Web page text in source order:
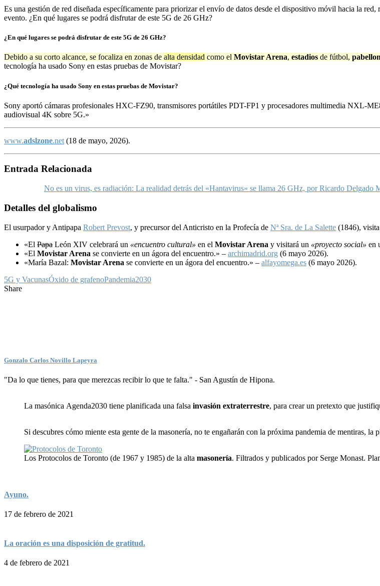
Es una gestión de red diseñada específicamente para priorizar el envío de datos desde el dispositivo móvil hacia la
evento. ¿En qué lugares se podrá disfrutar de este 5G de 26 GHz?
¿En qué lugares se podrá disfrutar de este 5G de 26 GHz?
Debido a su corto alcance, se focaliza en zonas de alta densidad como el Movistar Arena, estadios de fútbol,
tecnología ha usado Sony en estas pruebas de Movistar?
¿Qué tecnología ha usado Sony en estas pruebas de Movistar?
Sony aportó cámaras profesionales HXC-FZ90, transmisores portátiles PDT-FP1 y procesadores multimedia NXL-
audiovisual 4K sobre 5G.»
www.adslzone.net (18 de mayo, 2026).
Entrada Relacionada
No es un virus, es radiación: La realidad detrás del «Hantavirus» se llama 26 GHz, por Ricardo Delgado
Detalles del globalismo
El usurpador y Antipapa Robert Prevost, y precursor del Anticristo en la Profecía de Nª Sra. de La Salette (1846),
«El Papa León XIV celebrará un «encuentro cultural» en el Movistar Arena y visitará un «proyecto social» en
«El Movistar Arena se convierte en un ágora del encuentro.» – archimadrid.org (6 mayo 2026).
«María Bazal: Movistar Arena se convierte en un ágora del encuentro.» – alfayomega.es (6 mayo 2026).
5G y VacunasÓxido de grafenoPandemia2030
Share
Gonzalo Carlos Novillo Lapeyra
"Da lo que tienes, para que merezcas recibir lo que te falta." - San Agustín de Hipona.
La masónica Agenda2030 tiene planificada una falsa invasión extraterrestre, para crear un pretexto que
Si descubres cómo miente esta gente de la masonería, no te engañarán con la próxima pandemia de mentiras, la
Los Protocolos de Toronto (de 1967 y 1985) de la alta masonería. Filtrados y publicados por Serge Monast.
Ayuno.
17 de febrero de 2021
La oración es una disposición de gratitud.
4 de febrero de 2021